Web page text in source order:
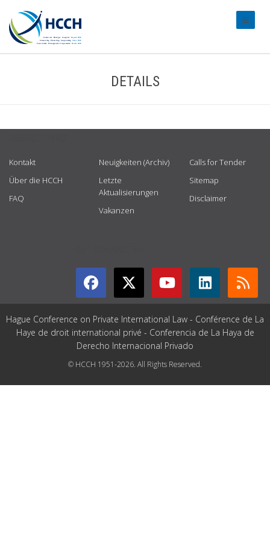
DETAILS
Kontakt
Über die HCCH
FAQ
Neuigkeiten (Archiv)
Letzte
Aktualisierungen
Vakanzen
Calls for Tender
Sitemap
Disclaimer
Hague Conference on Private International Law - Conférence de La
Haye de droit international privé - Conferencia de La Haya de
Derecho Internacional Privado
© HCCH 1951-2026. All Rights Reserved.